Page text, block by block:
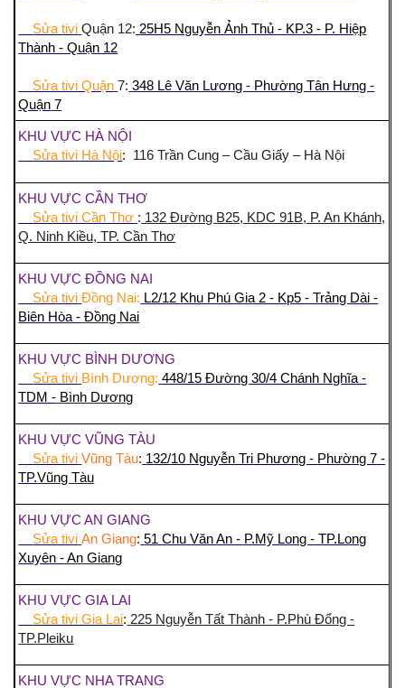
Sửa tivi Quận 12: 25H5 Nguyễn Ảnh Thủ - KP.3 - P. Hiệp
Thành - Quận 12
Sửa tivi Quận 7: 348 Lê Văn Lương - Phường Tân Hưng -
Quận 7
KHU VỰC HÀ NỘI
Sửa tivi Hà Nội: 116 Trần Cung – Cầu Giấy – Hà Nội
KHU VỰC CẦN THƠ
Sửa tivi Cần Thơ : 132 Đường B25, KDC 91B, P. An Khánh,
Q. Ninh Kiều, TP. Cần Thơ
KHU VỰC ĐỒNG NAI
Sửa tivi Đồng Nai: L2/12 Khu Phú Gia 2 - Kp5 - Trảng Dài -
Biên Hòa - Đồng Nai
KHU VỰC BÌNH DƯƠNG
Sửa tivi Bình Dương: 448/15 Đường 30/4 Chánh Nghĩa -
TDM - Bình Dương
KHU VỰC VŨNG TÀU
Sửa tivi Vũng Tàu: 132/10 Nguyễn Tri Phương - Phường 7 -
TP.Vũng Tàu
KHU VỰC AN GIANG
Sửa tivi An Giang: 51 Chu Văn An - P.Mỹ Long - TP.Long
Xuyên -An Giang
KHU VỰC GIA LAI
Sửa tivi Gia Lai: 225 Nguyễn Tất Thành - P.Phù Đổng -
TP.Pleiku
KHU VỰC NHA TRANG